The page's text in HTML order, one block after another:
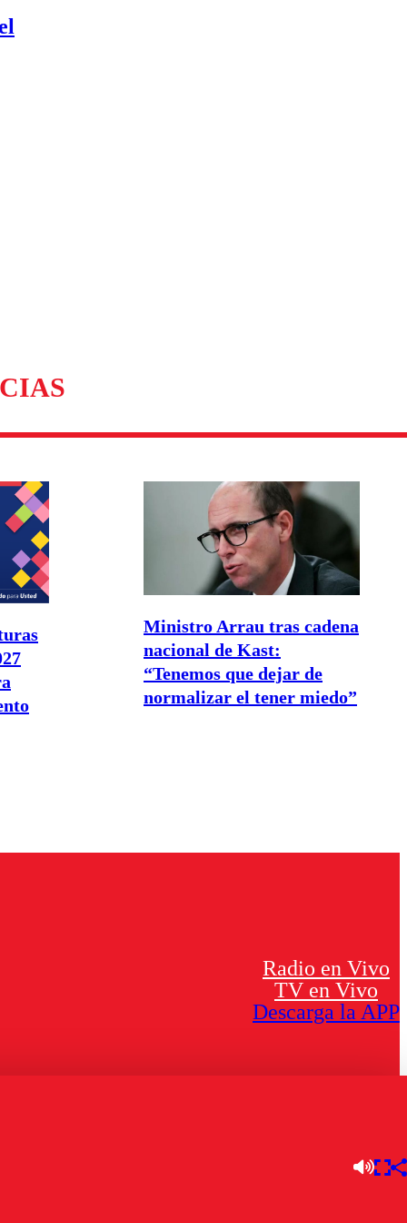
Ministro Arrau tras cadena
nacional de Kast:
“Tenemos que dejar de
normalizar el tener miedo”
Radio en Vivo
TV en Vivo
Descarga la APP